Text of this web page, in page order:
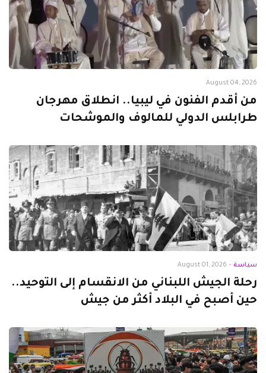
August 04, 2026
من أقدم الفنون في ليبيا.. انطلاق مهرجان
طرابلس الدولي للمالوف والموشحات
سياسة -
August 01, 2026
رحلة الجيش اللبناني من الانقسام إلى التوحيد..
حين أصبح في البلاد أكثر من جيش